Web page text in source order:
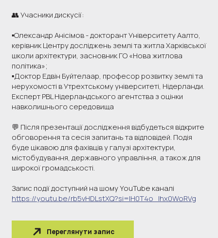
👥 Учасники дискусії:
▪️Олександр Анісімов - докторант Університету Аалто,
керівник Центру досліджень землі та житла Харківської
школи архітектури, засновник ГО «Нова житлова
політика»;
▪️Доктор Едвін Буйтелаар, професор розвитку землі та
нерухомості в Утрехтському університеті, Нідерланди.
Експерт PBL Нідерландського агентства з оцінки
навколишнього середовища
💬 Після презентації дослідження відбудеться відкрите
обговорення та сесія запитань та відповідей. Подія
буде цікавою для фахівців у галузі архітектури,
містобудування, державного управління, а також для
широкої громадськості.
Запис події доступний на шому YouTube каналі
https://youtu.be/rb5vHDLstXQ?si=IH0T4o_lhx0WoRVg
Переглянути запис